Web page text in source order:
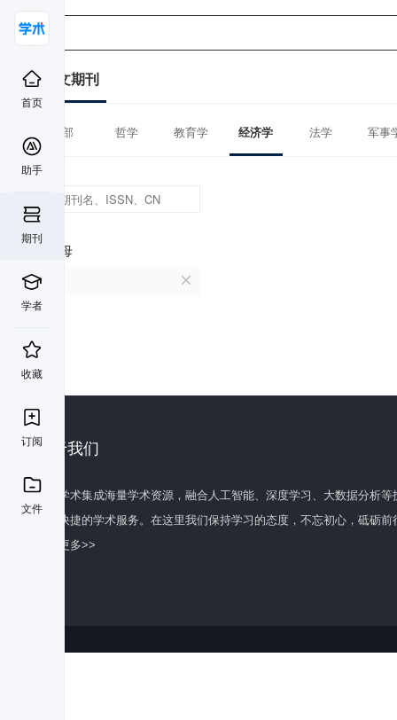
首页
助手
期刊
学者
收藏
订阅
文件
中文期刊
全部 哲学 教育学 经济学 法学 军事
首字母
I
关于我们
百度学术集成海量学术资源，融合人工智能、深度学习、大数据分析
全面快捷的学术服务。在这里我们保持学习的态度，不忘初心，砥砺前
了解更多>>